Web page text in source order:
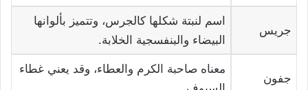
جريس
اسم لنبتة شكلها كالجرس، وتتميز بألوانها
البيضاء والبنفسجية الخلابة.
جفون
معناه صاحبة الكرم والعطاء، وقد يعني غطاء